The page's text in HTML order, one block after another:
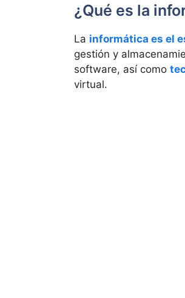
¿Qué es la
La informática es el
gestión y
software, así como
virtual.